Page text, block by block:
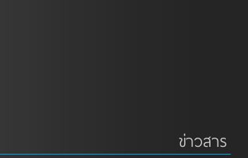
ข่าวสาร